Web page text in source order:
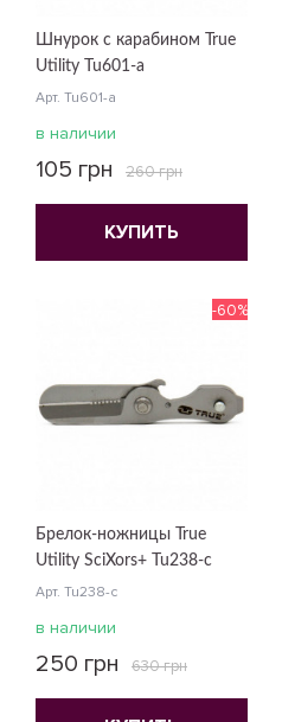
Шнурок с карабином True
Utility Tu601-a
Арт. Tu601-a
в наличии
105 грн 260 грн
КУПИТЬ
Брелок-ножницы True
Utility SciXors+ Tu238-с
Арт. Tu238-с
-60%
в наличии
250 грн 630 грн